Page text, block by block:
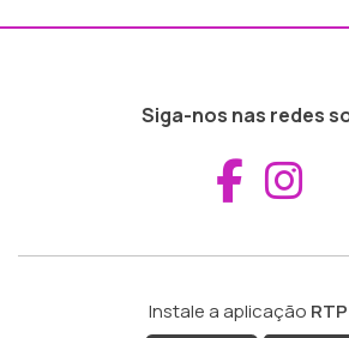
Siga-nos nas redes
Instale a aplicação